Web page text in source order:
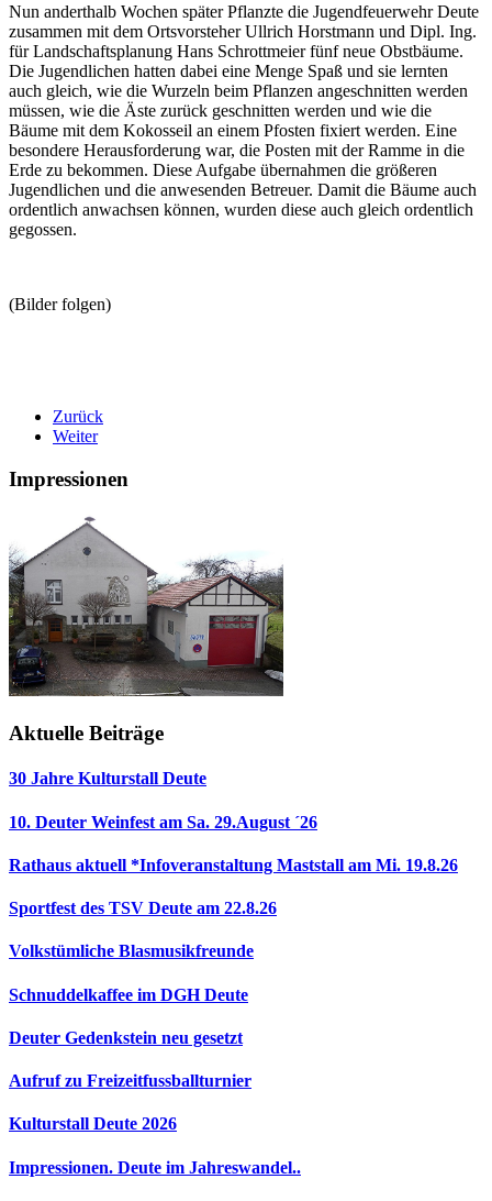
Nun anderthalb Wochen später Pflanzte die Jugendfeuerwehr Deute
zusammen mit dem Ortsvorsteher Ullrich Horstmann und Dipl. Ing.
für Landschaftsplanung Hans Schrottmeier fünf neue Obstbäume.
Die Jugendlichen hatten dabei eine Menge Spaß und sie lernten
auch gleich, wie die Wurzeln beim Pflanzen angeschnitten werden
müssen, wie die Äste zurück geschnitten werden und wie die
Bäume mit dem Kokosseil an einem Pfosten fixiert werden. Eine
besondere Herausforderung war, die Posten mit der Ramme in die
Erde zu bekommen. Diese Aufgabe übernahmen die größeren
Jugendlichen und die anwesenden Betreuer. Damit die Bäume auch
ordentlich anwachsen können, wurden diese auch gleich ordentlich
gegossen.
(Bilder folgen)
Zurück
Weiter
Impressionen
Aktuelle Beiträge
30 Jahre Kulturstall Deute
10. Deuter Weinfest am Sa. 29.August ´26
Rathaus aktuell *Infoveranstaltung Maststall am Mi. 19.8.26
Sportfest des TSV Deute am 22.8.26
Volkstümliche Blasmusikfreunde
Schnuddelkaffee im DGH Deute
Deuter Gedenkstein neu gesetzt
Aufruf zu Freizeitfussballturnier
Kulturstall Deute 2026
Impressionen. Deute im Jahreswandel..